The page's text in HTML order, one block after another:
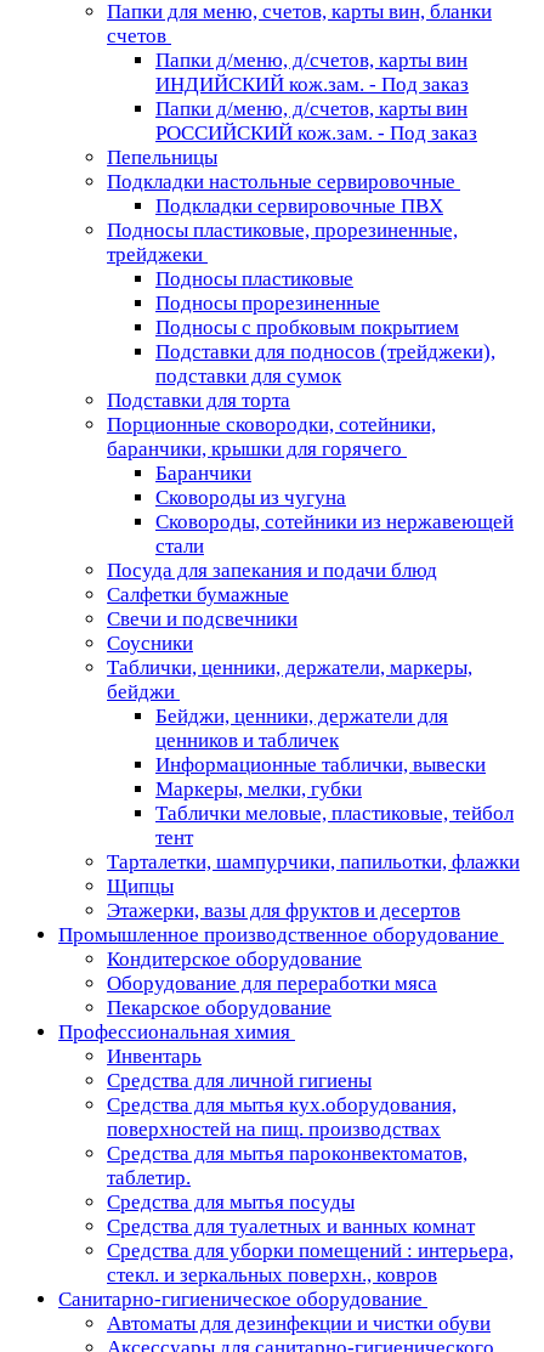
Папки для меню, счетов, карты вин, бланки
счетов
Папки д/меню, д/счетов, карты вин
ИНДИЙСКИЙ кож.зам. - Под заказ
Папки д/меню, д/счетов, карты вин
РОССИЙСКИЙ кож.зам. - Под заказ
Пепельницы
Подкладки настольные сервировочные
Подкладки сервировочные ПВХ
Подносы пластиковые, прорезиненные,
трейджеки
Подносы пластиковые
Подносы прорезиненные
Подносы с пробковым покрытием
Подставки для подносов (трейджеки),
подставки для сумок
Подставки для торта
Порционные сковородки, сотейники,
баранчики, крышки для горячего
Баранчики
Сковороды из чугуна
Сковороды, сотейники из нержавеющей
стали
Посуда для запекания и подачи блюд
Салфетки бумажные
Свечи и подсвечники
Соусники
Таблички, ценники, держатели, маркеры,
бейджи
Бейджи, ценники, держатели для
ценников и табличек
Информационные таблички, вывески
Маркеры, мелки, губки
Таблички меловые, пластиковые, тейбол
тент
Тарталетки, шампурчики, папильотки, флажки
Щипцы
Этажерки, вазы для фруктов и десертов
Промышленное производственное оборудование
Кондитерское оборудование
Оборудование для переработки мяса
Пекарское оборудование
Профессиональная химия
Инвентарь
Средства для личной гигиены
Средства для мытья кух.оборудования,
поверхностей на пищ. производствах
Средства для мытья пароконвектоматов,
таблетир.
Средства для мытья посуды
Средства для туалетных и ванных комнат
Средства для уборки помещений : интерьера,
стекл. и зеркальных поверхн., ковров
Санитарно-гигиеническое оборудование
Автоматы для дезинфекции и чистки обуви